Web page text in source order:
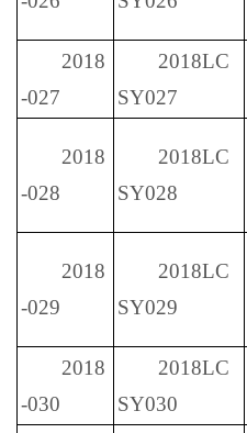
2018
-027
2018LC
SY027
2018
-028
2018LC
SY028
2018
-029
2018LC
SY029
2018
-030
2018LC
SY030